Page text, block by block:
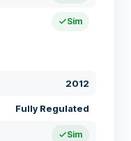
Sim
2012
Fully Regulated
Sim